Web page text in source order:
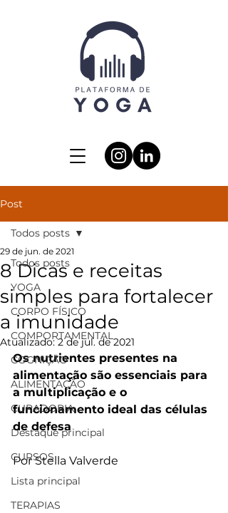
Post
Todos posts
YOGA
CORPO FÍSICO
COMPORTAMENTAL
COGNIÇÃO
ALIMENTAÇÃO
CURADORIA
Destaque principal
CURSOS
Lista principal
TERAPIAS
Todos posts
8 Dicas e receitas
simples para fortalecer
a imunidade
29 de jun. de 2021
Atualizado:2 de jul. de 2021
Os nutrientes presentes na
alimentação são essenciais para
a multiplicação e o
funcionamento ideal das células
de defesa
Por Stella Valverde